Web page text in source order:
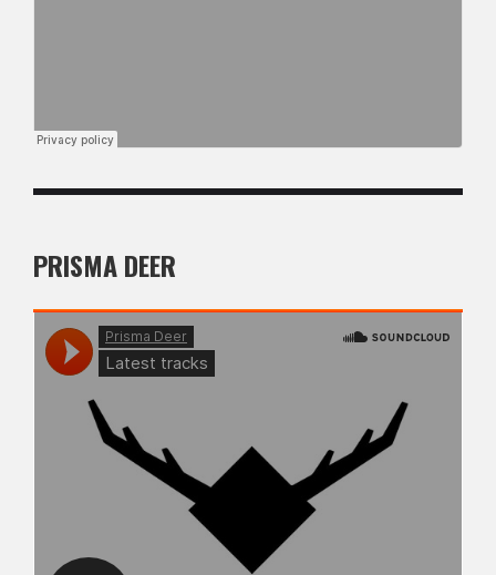
PRISMA DEER